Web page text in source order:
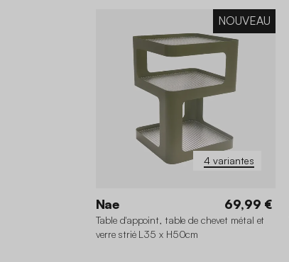
4 variantes
NOUVEAU
Nae 69,99 €
Table d'appoint, table de chevet métal et
verre strié L35 x H50cm